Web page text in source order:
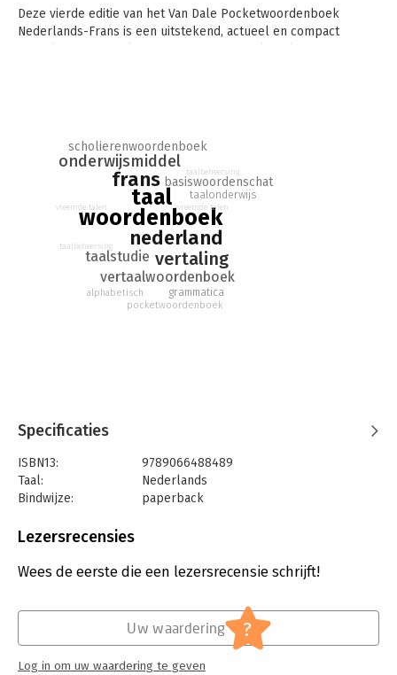
Deze vierde editie van het Van Dale Pocketwoordenboek
Nederlands-Frans is een uitstekend, actueel en compact
- Heldere vertalingen en duidelijke voorbeelden
- Informatie over grammatica, voor correct taalgebruik
- Inhoud: 30.000 trefwoorden
- Bladzijden: 533
- Afmetingen: 12,7 cm x 19,2 cm
- Vormgeving met steunkleur
- Handig snelzoeksysteem
woordenboek
taal
nederland
frans
vertaling
onderwijsmiddel
vertaalwoordenboek
taalstudie
scholierenwoordenboek
basiswoordenschat
taalonderwijs
grammatica
pocketwoordenboek
alphabetisch
taalbeheersing
vreemde talen
taalbeheersing
vreemde talen
Specificaties
ISBN13:
9789066488489
Taal:
Nederlands
Bindwijze:
paperback
Uitgever:
Verschijningsdatum:
14-5-2019
Woordenboeken en taal
Lezersrecensies
Wees de eerste die een lezersrecensie schrijft!
Uw waardering ?
Log in om uw waardering te geven